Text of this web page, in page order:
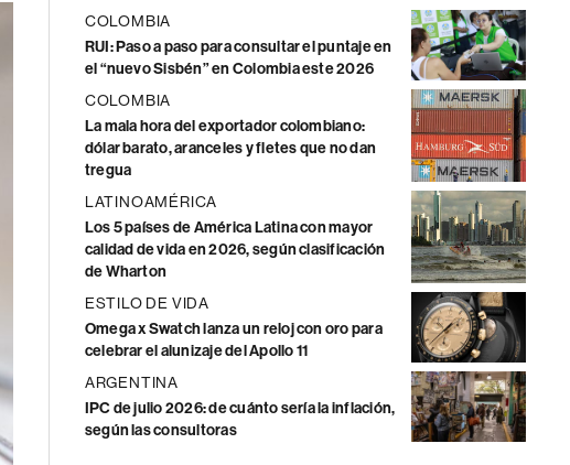
COLOMBIA
RUI: Paso a paso para consultar el puntaje en
el “nuevo Sisbén” en Colombia este 2026
COLOMBIA
La mala hora del exportador colombiano:
dólar barato, aranceles y fletes que no dan
tregua
LATINOAMÉRICA
Los 5 países de América Latina con mayor
calidad de vida en 2026, según clasificación
de Wharton
ESTILO DE VIDA
Omega x Swatch lanza un reloj con oro para
celebrar el alunizaje del Apollo 11
ARGENTINA
IPC de julio 2026: de cuánto sería la inflación,
según las consultoras